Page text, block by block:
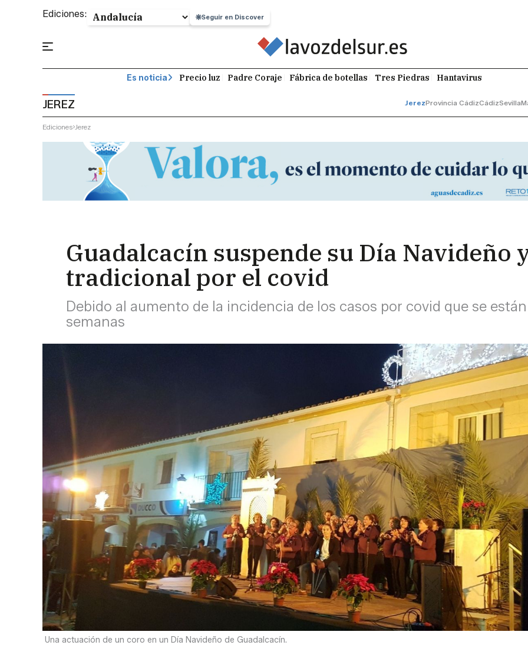
Ediciones: Seguir en Discover
Es noticia Precio luz Padre Coraje Fábrica de botellas Tres Piedras Hantavirus
JEREZ JerezProvincia CádizCádizSevilla
Ediciones Jerez
Guadalcacín suspende su Día Navideño
tradicional por el covid
Debido al aumento de la incidencia de los casos por covid que se
semanas
Una actuación de un coro en un Día Navideño de Guadalcacín.